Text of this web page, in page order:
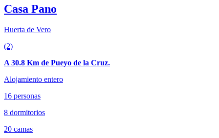
Casa Pano
Huerta de Vero
(2)
A 30.8 Km de Pueyo de la Cruz.
Alojamiento entero
16 personas
8 dormitorios
20 camas